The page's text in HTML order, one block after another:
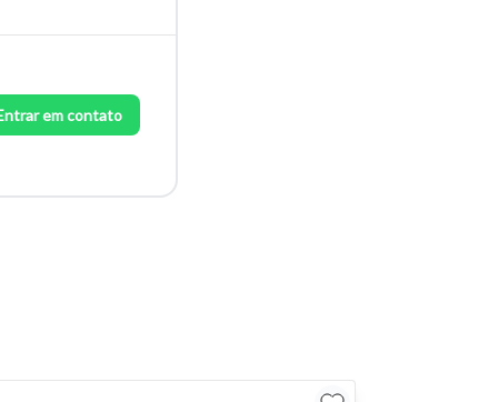
em contato